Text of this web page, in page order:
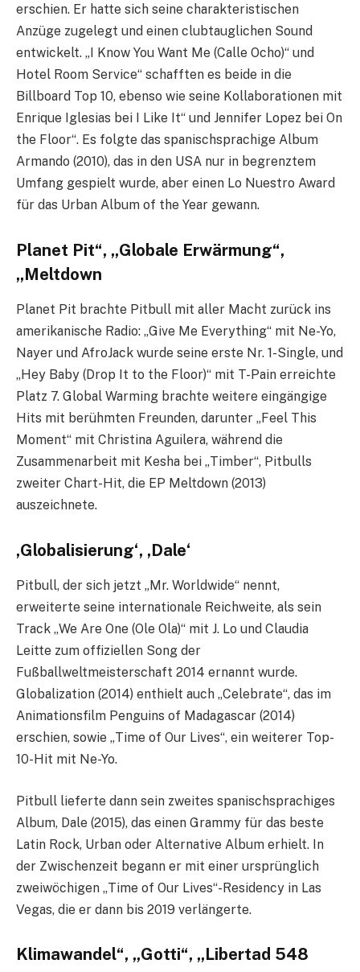
erschien. Er hatte sich seine charakteristischen
Anzüge zugelegt und einen clubtauglichen Sound
entwickelt. „I Know You Want Me (Calle Ocho)“ und
Hotel Room Service“ schafften es beide in die
Billboard Top 10, ebenso wie seine Kollaborationen mit
Enrique Iglesias bei I Like It“ und Jennifer Lopez bei On
the Floor“. Es folgte das spanischsprachige Album
Armando (2010), das in den USA nur in begrenztem
Umfang gespielt wurde, aber einen Lo Nuestro Award
für das Urban Album of the Year gewann.
Planet Pit“, „Globale Erwärmung“,
„Meltdown
Planet Pit brachte Pitbull mit aller Macht zurück ins
amerikanische Radio: „Give Me Everything“ mit Ne-Yo,
Nayer und AfroJack wurde seine erste Nr. 1-Single, und
„Hey Baby (Drop It to the Floor)“ mit T-Pain erreichte
Platz 7. Global Warming brachte weitere eingängige
Hits mit berühmten Freunden, darunter „Feel This
Moment“ mit Christina Aguilera, während die
Zusammenarbeit mit Kesha bei „Timber“, Pitbulls
zweiter Chart-Hit, die EP Meltdown (2013)
auszeichnete.
‚Globalisierung‘, ‚Dale‘
Pitbull, der sich jetzt „Mr. Worldwide“ nennt,
erweiterte seine internationale Reichweite, als sein
Track „We Are One (Ole Ola)“ mit J. Lo und Claudia
Leitte zum offiziellen Song der
Fußballweltmeisterschaft 2014 ernannt wurde.
Globalization (2014) enthielt auch „Celebrate“, das im
Animationsfilm Penguins of Madagascar (2014)
erschien, sowie „Time of Our Lives“, ein weiterer Top-
10-Hit mit Ne-Yo.
Pitbull lieferte dann sein zweites spanischsprachiges
Album, Dale (2015), das einen Grammy für das beste
Latin Rock, Urban oder Alternative Album erhielt. In
der Zwischenzeit begann er mit einer ursprünglich
zweiwöchigen „Time of Our Lives“-Residency in Las
Vegas, die er dann bis 2019 verlängerte.
Klimawandel“, „Gotti“, „Libertad 548